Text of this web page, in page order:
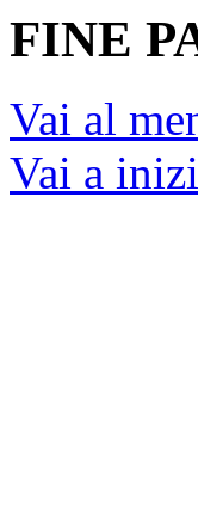
FINE
Vai al
Vai a